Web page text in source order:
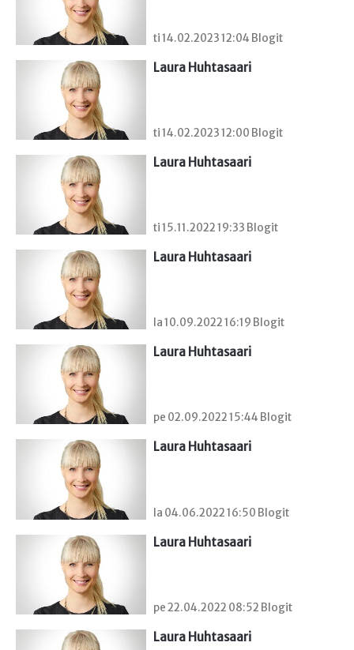
ti 14.02.2023 12:04 Blogit
Laura Huhtasaari
ti 14.02.2023 12:00 Blogit
Laura Huhtasaari
ti 15.11.2022 19:33 Blogit
Laura Huhtasaari
la 10.09.2022 16:19 Blogit
Laura Huhtasaari
pe 02.09.2022 15:44 Blogit
Laura Huhtasaari
la 04.06.2022 16:50 Blogit
Laura Huhtasaari
pe 22.04.2022 08:52 Blogit
Laura Huhtasaari